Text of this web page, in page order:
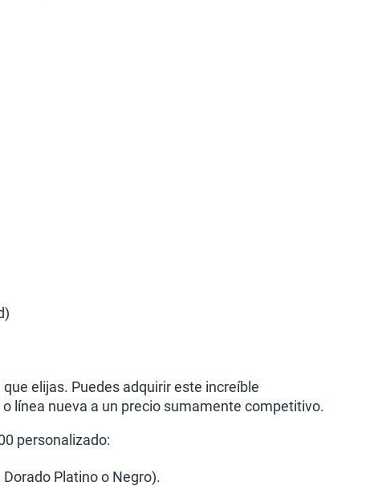
elijas. Puedes adquirir este increíble
línea nueva a un precio sumamente competitivo.
personalizado:
Platino o Negro).